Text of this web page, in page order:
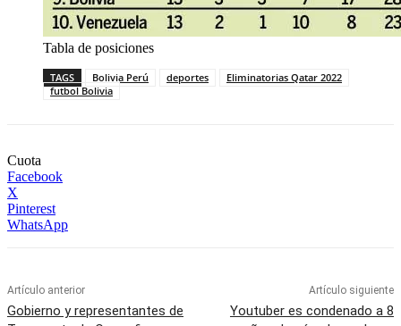
Tabla de posiciones
TAGS Bolivia Perú deportes
Eliminatorias Qatar 2022
futbol Bolivia
Cuota
Facebook
X
Pinterest
WhatsApp
Artículo anterior
Gobierno y representantes de
Artículo siguiente
Youtuber es condenado a 8